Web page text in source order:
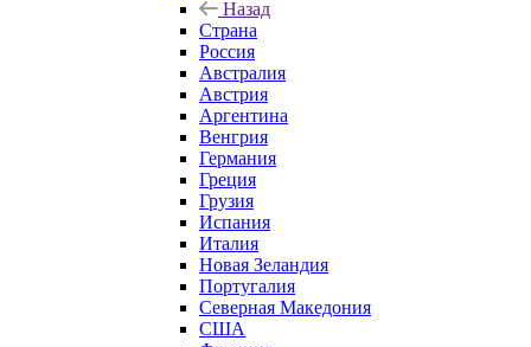
Назад
Страна
Россия
Австралия
Австрия
Аргентина
Венгрия
Германия
Греция
Грузия
Испания
Италия
Новая Зеландия
Португалия
Северная Македония
США